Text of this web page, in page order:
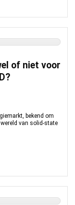
of niet voor
bekend om
van solid-state